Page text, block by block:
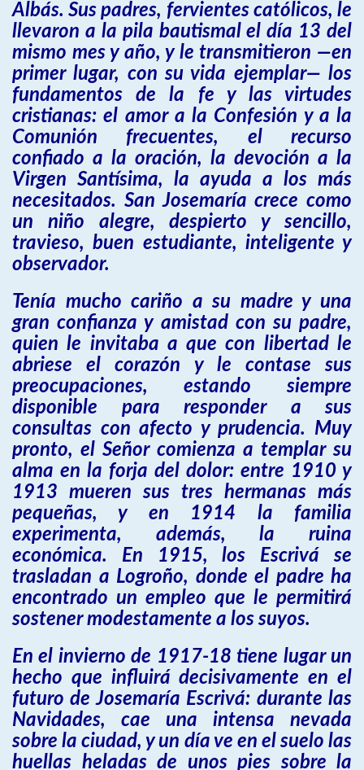
Albás. Sus padres, fervientes católicos, le
llevaron a la pila bautismal el día 13 del
mismo mes y año, y le transmitieron —en
primer lugar, con su vida ejemplar— los
fundamentos de la fe y las virtudes
cristianas: el amor a la Confesión y a la
Comunión frecuentes, el recurso
confiado a la oración, la devoción a la
Virgen Santísima, la ayuda a los más
necesitados. San Josemaría crece como
un niño alegre, despierto y sencillo,
travieso, buen estudiante, inteligente y
observador.
Tenía mucho cariño a su madre y una
gran confianza y amistad con su padre,
quien le invitaba a que con libertad le
abriese el corazón y le contase sus
preocupaciones, estando siempre
disponible para responder a sus
consultas con afecto y prudencia. Muy
pronto, el Señor comienza a templar su
alma en la forja del dolor: entre 1910 y
1913 mueren sus tres hermanas más
pequeñas, y en 1914 la familia
experimenta, además, la ruina
económica. En 1915, los Escrivá se
trasladan a Logroño, donde el padre ha
encontrado un empleo que le permitirá
sostener modestamente a los suyos.
En el invierno de 1917-18 tiene lugar un
hecho que influirá decisivamente en el
futuro de Josemaría Escrivá: durante las
Navidades, cae una intensa nevada
sobre la ciudad, y un día ve en el suelo las
huellas heladas de unos pies sobre la